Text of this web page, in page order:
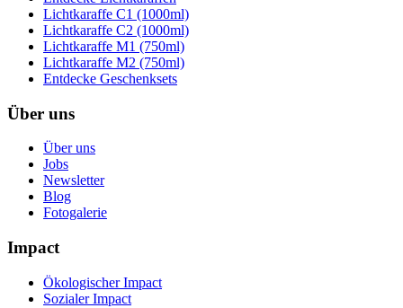
Lichtkaraffe C1 (1000ml)
Lichtkaraffe C2 (1000ml)
Lichtkaraffe M1 (750ml)
Lichtkaraffe M2 (750ml)
Entdecke Geschenksets
Über uns
Über uns
Jobs
Newsletter
Blog
Fotogalerie
Impact
Ökologischer Impact
Sozialer Impact